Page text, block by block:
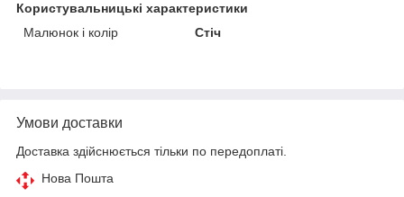
Користувальницькі характеристики
Малюнок і колір
Стіч
Умови доставки
Доставка здійснюється тільки по передоплаті.
Нова Пошта